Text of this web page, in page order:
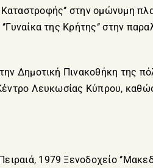
στην ομώνυμη
της Κρήτης‘’ στην
Δημοτική Πινακοθήκη της
Λευκωσίας Κύπρου,
1979 Ξενοδοχείο